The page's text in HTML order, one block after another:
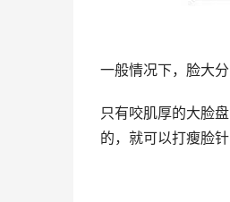
一般情况下，脸大
只有咬肌厚的大脸
的，就可以打瘦脸